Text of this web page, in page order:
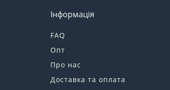
Інформація
FAQ
Опт
Про нас
Доставка та оплата